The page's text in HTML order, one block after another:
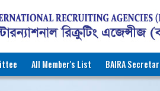
All Member's List BAIRA